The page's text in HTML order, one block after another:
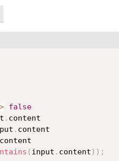
false
. content
. content
content
( input . content ) ) ;